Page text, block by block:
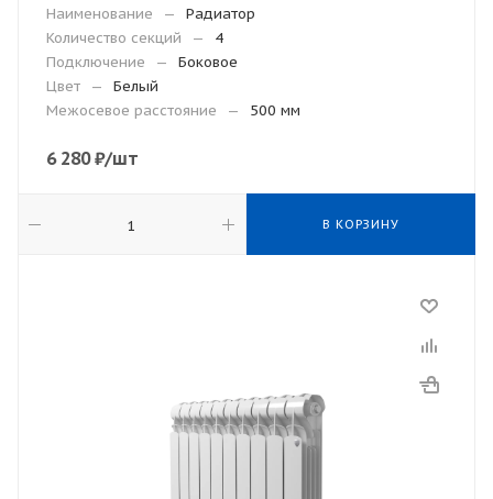
Наименование
—
Радиатор
Количество секций
—
4
Подключение
—
Боковое
Цвет
—
Белый
Межосевое расстояние
— 500 мм
6 280₽/шт
В КОРЗИНУ